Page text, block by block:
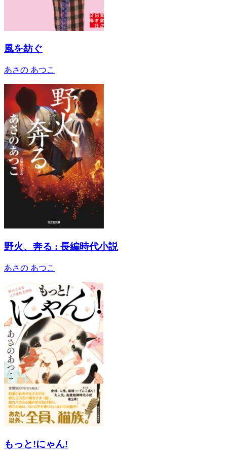
風を紡ぐ
あさの あつこ
野火、奔る : 長編時代小説
あさの あつこ
もっと!にゃん!